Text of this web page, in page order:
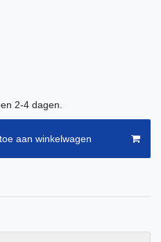
2-4 dagen.
aan winkelwagen